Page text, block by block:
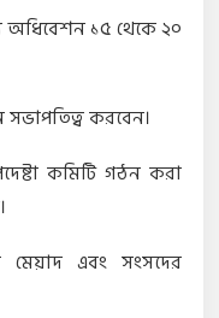
অধিবেশন ১৫ থেকে ২০
করবেন।
কমিটি গঠন করা
মেয়াদ এবং সংসদের